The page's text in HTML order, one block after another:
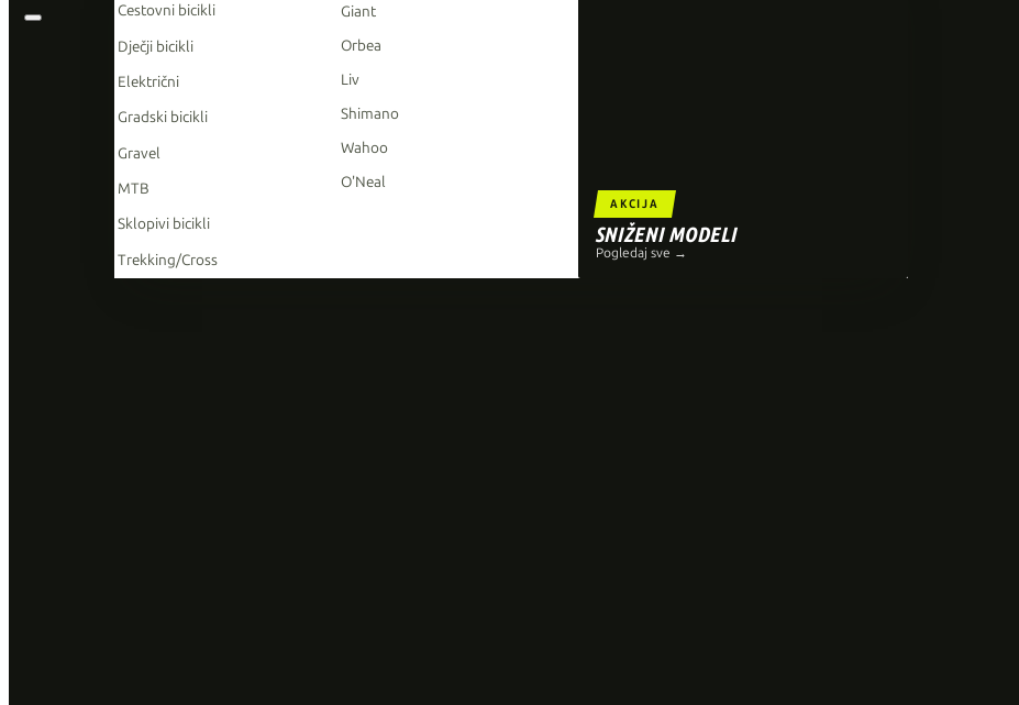
Cestovni bicikli
Dječji bicikli
Električni
Gradski bicikli
Gravel
MTB
Sklopivi bicikli
Trekking/Cross
Giant
Orbea
Liv
Shimano
Wahoo
O'Neal
AKCIJA
SNIŽENI MODELI
Pogledaj sve →